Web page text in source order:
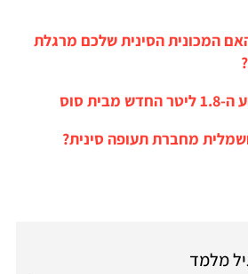
המכונית הסינית שלכם מרגלת
סוס
מחברת תעופה סינית?
מלמד